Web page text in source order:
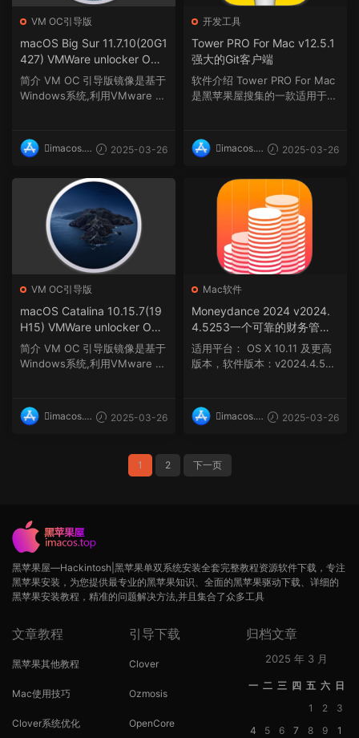
VM OC引导版
macOS Big Sur 11.7.10(20G1
427) VMWare unlocker OC
1.0.4虚拟机安装包(安装Unlo
cker解锁补丁版)
简介 VM OC 引导版镜像是基于
Windows系统,利用VMware W
imacos.t
2025-03-26
开发工具
Tower PRO For Mac v12.5.1
强大的Git客户端
软件介绍 Tower PRO For Mac
是黑苹果屋搜集的一款适用于m
imacos.t
2025-03-26
VM OC引导版
macOS Catalina 10.15.7(19
H15) VMWare unlocker OC
1.0.4虚拟机安装包(安装Unlo
cker解锁补丁版)
简介 VM OC 引导版镜像是基于
Windows系统,利用VMware W
imacos.t
2025-03-26
Mac软件
Moneydance 2024 v2024.
4.5253一个可靠的财务管理
程序
适用平台： OS X 10.11 及更高
版本，软件版本：v2024.4.525
imacos.t
2025-03-26
1 2 下一页
黑苹果屋—Hackintosh|黑苹果单双系统安装全套完整教程资源软件下载，专注
黑苹果安装，为您提供最专业的黑苹果知识、全面的黑苹果驱动下载、详细的
黑苹果安装教程，精准的问题解决方法,并且集合了众多工具
文章教程
黑苹果其他教程
Mac使用技巧
Clover系统优化
引导下载
Clover
Ozmosis
OpenCore
归档文章
2025 年 3 月
一 二 三 四 五 六 日
1
2
3
4
5 6 7 8 9
1